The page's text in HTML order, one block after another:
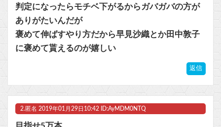
【ポケモンGO】「色違い000個体」とかい逆にレアな個体
判定になったらモチベ下がるからガバガバの方が
ありがたいんだが
褒めて伸ばすやり方だから早見沙織とか田中敦子
に褒めて貰えるのが嬉しい
返信
2. 匿名 2019年01月29日10:42 ID:AyMDM0NTQ